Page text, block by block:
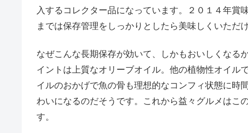
入するコレクター品になっています。２０１４年賞
までは保存管理をしっかりとしたら美味しくいただ
なぜこんな長期保存が効いて、しかもおいしくなる
イントは上質なオリーブオイル。他の植物性オイル
イルのおかげで魚の骨も理想的なコンフィ状態に時
わいになるのだそうです。これから益々グルメはこ
す。